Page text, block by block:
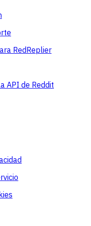
RedReplier
API de Reddit